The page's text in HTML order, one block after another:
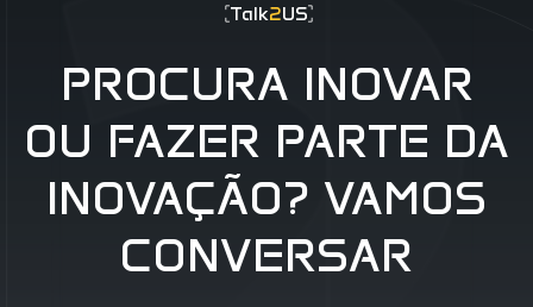
Talk2US
PROCURA INOVAR
OU FAZER PARTE DA
INOVAÇÃO? VAMOS
CONVERSAR